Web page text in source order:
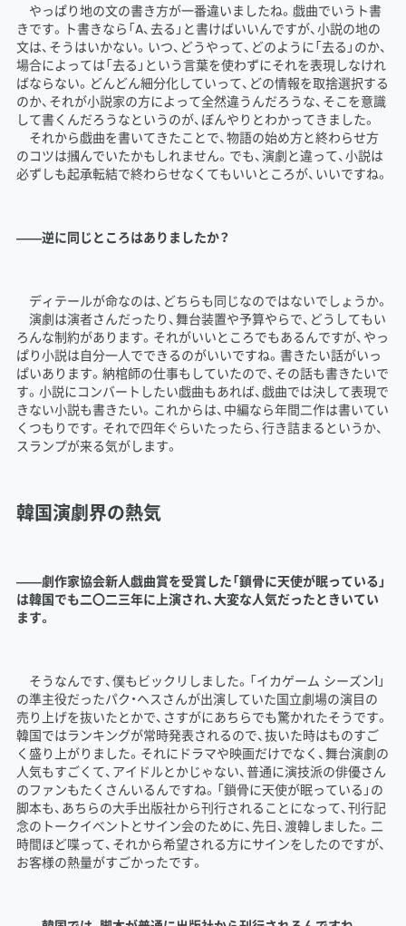
やっぱり地の文の書き方が一番違いましたね。戯曲でいうト書
きです。ト書きなら「A、去る」と書けばいいんですが、小説の地の
文は、そうはいかない。いつ、どうやって、どのように「去る」のか、
場合によっては「去る」という言葉を使わずにそれを表現しなけれ
ばならない。どんどん細分化していって、どの情報を取捨選択する
のか、それが小説家の方によって全然違うんだろうな、そこを意識
して書くんだろうなというのが、ぼんやりとわかってきました。
それから戯曲を書いてきたことで、物語の始め方と終わらせ方
のコツは摑んでいたかもしれません。でも、演劇と違って、小説は
必ずしも起承転結で終わらせなくてもいいところが、いいですね。
――逆に同じところはありましたか？
ディテールが命なのは、どちらも同じなのではないでしょうか。
演劇は演者さんだったり、舞台装置や予算やらで、どうしてもい
ろんな制約があります。それがいいところでもあるんですが、やっ
ぱり小説は自分一人でできるのがいいですね。書きたい話がいっ
ぱいあります。納棺師の仕事もしていたので、その話も書きたいで
す。小説にコンバートしたい戯曲もあれば、戯曲では決して表現で
きない小説も書きたい。これからは、中編なら年間二作は書いてい
くつもりです。それで四年ぐらいたったら、行き詰まるというか、
スランプが来る気がします。
韓国演劇界の熱気
――劇作家協会新人戯曲賞を受賞した「鎖骨に天使が眠っている」
は韓国でも二〇二三年に上演され、大変な人気だったときいてい
ます。
そうなんです、僕もビックリしました。「イカゲーム シーズン1」
の準主役だったパク・ヘスさんが出演していた国立劇場の演目の
売り上げを抜いたとかで、さすがにあちらでも驚かれたそうです。
韓国ではランキングが常時発表されるので、抜いた時はものすご
く盛り上がりました。それにドラマや映画だけでなく、舞台演劇の
人気もすごくて、アイドルとかじゃない、普通に演技派の俳優さん
のファンもたくさんいるんですね。「鎖骨に天使が眠っている」の
脚本も、あちらの大手出版社から刊行されることになって、刊行記
念のトークイベントとサイン会のために、先日、渡韓しました。二
時間ほど喋って、それから希望される方にサインをしたのですが、
お客様の熱量がすごかったです。